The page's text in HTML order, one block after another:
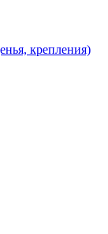
крепления)